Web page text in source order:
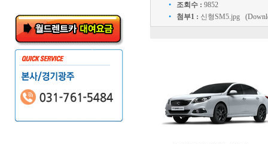
• 조회수 : 9852
•
첨부1 : 신형SM5.jpg